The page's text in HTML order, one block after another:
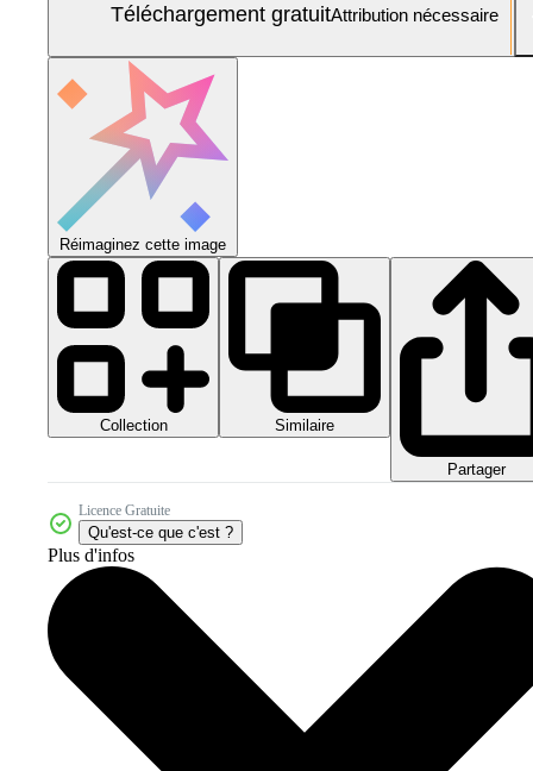
Téléchargement gratuitAttribution nécessaire
Réimaginez cette image
Collection Similaire
Partager
Licence Gratuite
Qu'est-ce que c'est ?
Plus d'infos